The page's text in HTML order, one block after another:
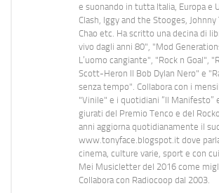
e suonando in tutta Italia, Europa e
Clash, Iggy and the Stooges,
Chao etc. Ha scritto una decina di
vivo dagli anni 80", "Mod
L’uomo cangiante", "Rock n Goal",
Scott-Heron Il Bob Dylan Nero" e
senza tempo". Collabora con i
"Vinile" e i quotidiani “Il Manifesto”
giurati del Premio Tenco e del
anni aggiorna quotidianamente il
www.tonyface.blogspot.it dove
cinema, culture varie, sport e con
Mei Musicletter del 2016 come
Collabora con Radiocoop dal 2003.